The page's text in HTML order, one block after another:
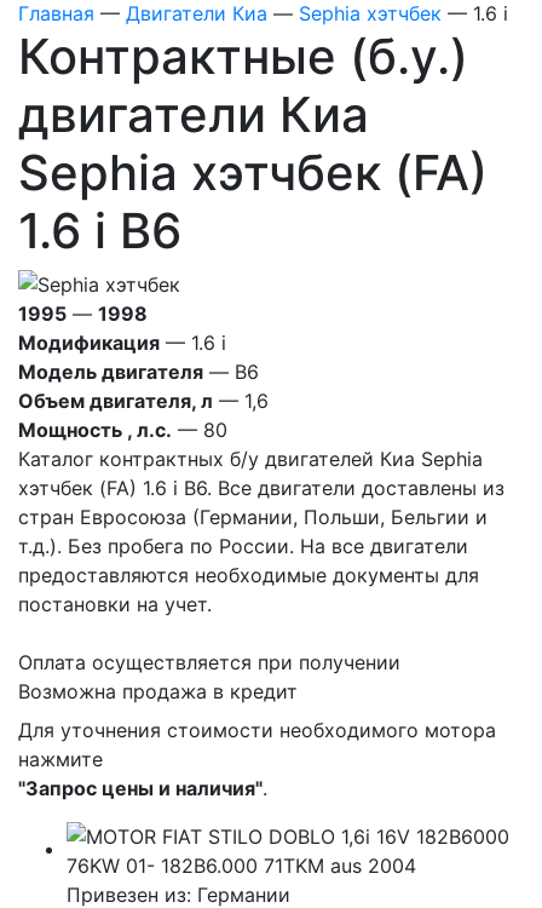
Главная — Двигатели Киа — Sephia хэтчбек — 1.6 i
Контрактные (б.у.)
двигатели Киа
Sephia хэтчбек (FA)
1.6 i B6
1995 — 1998
Модификация — 1.6 i
Модель двигателя — B6
Объем двигателя, л — 1,6
Мощность , л.с. — 80
Каталог контрактных б/у двигателей Киа Sephia
хэтчбек (FA) 1.6 i B6. Все двигатели доставлены из
стран Евросоюза (Германии, Польши, Бельгии и
т.д.). Без пробега по России. На все двигатели
предоставляются необходимые документы для
постановки на учет.
Оплата осуществляется при получении
Возможна продажа в кредит
Для уточнения стоимости необходимого мотора
нажмите
"Запрос цены и наличия".
Привезен из: Германии